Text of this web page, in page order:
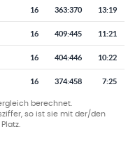
16 363:370 13:19
16 409:445 11:21
16 404:446 10:22
16 374:458 7:25
berechnet.
so ist sie mit der/den